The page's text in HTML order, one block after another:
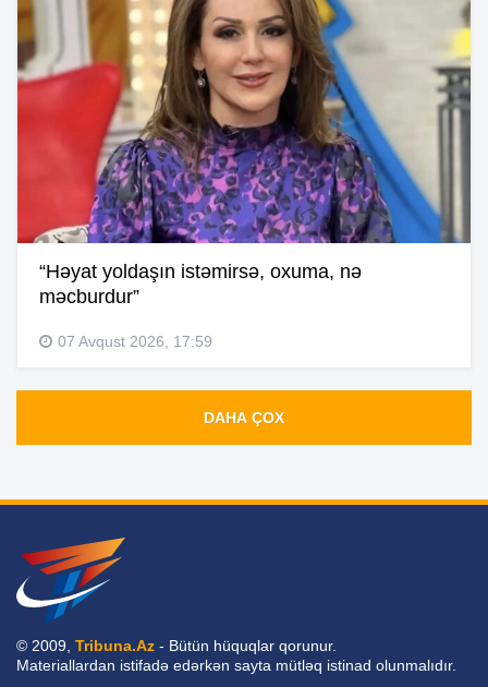
“Həyat yoldaşın istəmirsə, oxuma, nə
məcburdur”
07 Avqust 2026, 17:59
DAHA ÇOX
© 2009, Tribuna.Az - Bütün hüquqlar qorunur.
Materiallardan istifadə edərkən sayta mütləq istinad olunmalıdır.